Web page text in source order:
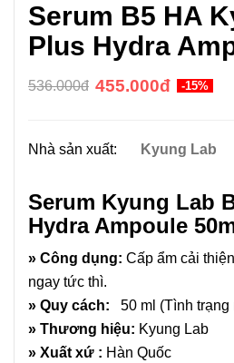
Serum B5 HA
Plus Hydra
536.000đ 455.000đ -15%
Nhà sản xuất: Kyung Lab
Serum Kyung Lab
Hydra Ampoule
» Công dụng: Cấp ẩm cải
ngay tức thì.
» Quy cách: 50 ml (Tình trạng
» Thương hiệu: Kyung Lab
» Xuất xứ : Hàn Quốc